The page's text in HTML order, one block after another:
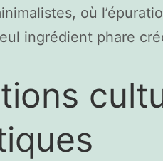
où
ingrédient phare